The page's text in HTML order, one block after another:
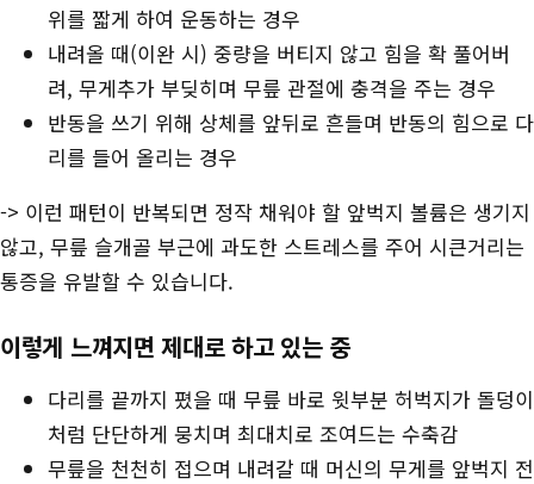
위를 짧게 하여 운동하는 경우
내려올 때(이완 시) 중량을 버티지 않고 힘을 확 풀어버
려, 무게추가 부딪히며 무릎 관절에 충격을 주는 경우
반동을 쓰기 위해 상체를 앞뒤로 흔들며 반동의 힘으로 다
리를 들어 올리는 경우
-> 이런 패턴이 반복되면 정작 채워야 할 앞벅지 볼륨은 생기지
않고, 무릎 슬개골 부근에 과도한 스트레스를 주어 시큰거리는
통증을 유발할 수 있습니다.
이렇게 느껴지면 제대로 하고 있는 중
다리를 끝까지 폈을 때 무릎 바로 윗부분 허벅지가 돌덩이
처럼 단단하게 뭉치며 최대치로 조여드는 수축감
무릎을 천천히 접으며 내려갈 때 머신의 무게를 앞벅지 전